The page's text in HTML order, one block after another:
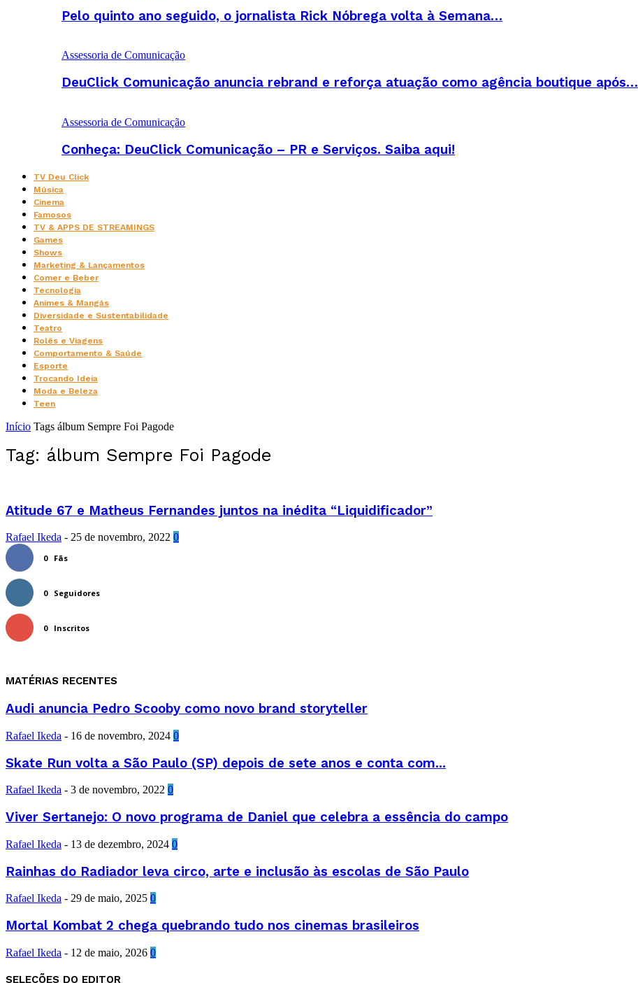
Pelo quinto ano seguido, o jornalista Rick Nóbrega volta à Semana…
Assessoria de Comunicação
DeuClick Comunicação anuncia rebrand e reforça atuação como agência boutique após…
Assessoria de Comunicação
Conheça: DeuClick Comunicação – PR e Serviços. Saiba aqui!
TV Deu Click
Música
Cinema
Famosos
TV & APPS DE STREAMINGS
Games
Shows
Marketing & Lançamentos
Comer e Beber
Tecnologia
Animes & Mangás
Diversidade e Sustentabilidade
Teatro
Rolês e Viagens
Comportamento & Saúde
Esporte
Trocando Ideia
Moda e Beleza
Teen
Início Tags álbum Sempre Foi Pagode
Tag: álbum Sempre Foi Pagode
Atitude 67 e Matheus Fernandes juntos na inédita “Liquidificador”
Rafael Ikeda - 25 de novembro, 2022 0
0 Fãs
0 Seguidores
0 Inscritos
MATÉRIAS RECENTES
Audi anuncia Pedro Scooby como novo brand storyteller
Rafael Ikeda - 16 de novembro, 2024 0
Skate Run volta a São Paulo (SP) depois de sete anos e conta com...
Rafael Ikeda - 3 de novembro, 2022 0
Viver Sertanejo: O novo programa de Daniel que celebra a essência do campo
Rafael Ikeda - 13 de dezembro, 2024 0
Rainhas do Radiador leva circo, arte e inclusão às escolas de São Paulo
Rafael Ikeda - 29 de maio, 2025 0
Mortal Kombat 2 chega quebrando tudo nos cinemas brasileiros
Rafael Ikeda - 12 de maio, 2026 0
SELEÇÕES DO EDITOR